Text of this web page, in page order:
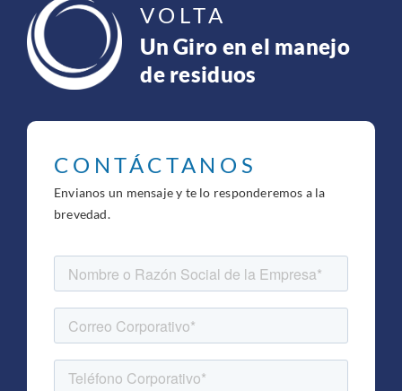
VOLTA
Un Giro en el manejo
de residuos
CONTÁCTANOS
Envianos un mensaje y te lo responderemos a la
brevedad.